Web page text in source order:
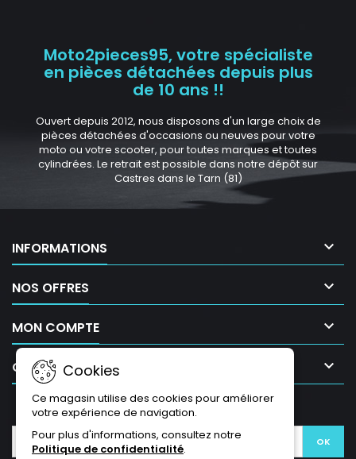
Moto2pieces95, votre spécialiste
en pièces détachées depuis plus
de 10 ans !!
Ouvert depuis 2012, nous disposons d'un large choix de
pièces détachées d'occasions ou neuves pour votre
moto ou votre scooter, pour toutes marques et toutes
cylindrées. Le retrait est possible dans notre dépôt sur
Castres dans le Tarn (81)
INFORMATIONS 
NOS OFFRES 
MON COMPTE 
CONTACT 
Cookies
Ce magasin utilise des cookies pour améliorer
votre expérience de navigation.
Pour plus d'informations, consultez notre
Politique de confidentialité.
LETTRE D'INFORMATIONS